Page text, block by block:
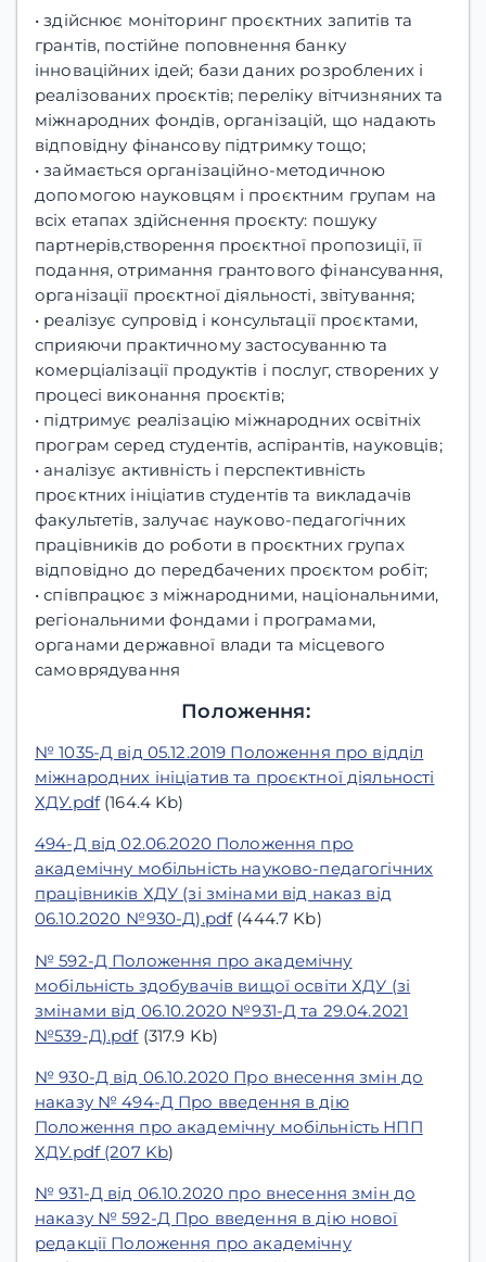
• здійснює моніторинг проєктних запитів та
грантів, постійне поповнення банку
інноваційних ідей; бази даних розроблених і
реалізованих проєктів; переліку вітчизняних та
міжнародних фондів, організацій, що надають
відповідну фінансову підтримку тощо;
• займається організаційно-методичною
допомогою науковцям і проєктним групам на
всіх етапах здійснення проєкту: пошуку
партнерів,створення проєктної пропозиції, її
подання, отримання грантового фінансування,
організації проєктної діяльності, звітування;
• реалізує супровід і консультації проєктами,
сприяючи практичному застосуванню та
комерціалізації продуктів і послуг, створених у
процесі виконання проєктів;
• підтримує реалізацію міжнародних освітніх
програм серед студентів, аспірантів, науковців;
• аналізує активність і перспективність
проєктних ініціатив студентів та викладачів
факультетів, залучає науково-педагогічних
працівників до роботи в проєктних групах
відповідно до передбачених проєктом робіт;
• співпрацює з міжнародними, національними,
регіональними фондами і програмами,
органами державної влади та місцевого
самоврядування
Положення:
№ 1035-Д від 05.12.2019 Положення про відділ
міжнародних ініціатив та проєктної діяльності
ХДУ.pdf(164.4 Kb)
494-Д від 02.06.2020 Положення про
академічну мобільність науково-педагогічних
працівників ХДУ (зі змінами від наказ від
06.10.2020 №930-Д).pdf(444.7 Kb)
№ 592-Д Положення про академічну
мобільність здобувачів вищої освіти ХДУ (зі
змінами від 06.10.2020 №931-Д та 29.04.2021
№539-Д).pdf(317.9 Kb)
№ 930-Д від 06.10.2020 Про внесення змін до
наказу № 494-Д Про введення в дію
Положення про академічну мобільність НПП
ХДУ.pdf (207 Kb)
№ 931-Д від 06.10.2020 про внесення змін до
наказу № 592-Д Про введення в дію нової
редакції Положення про академічну